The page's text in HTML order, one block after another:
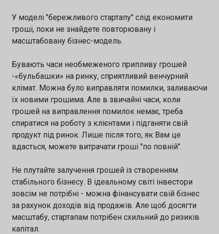
У моделі "бережливого стартапу" слід економити
гроші, поки не знайдете повторювану і
масштабовану бізнес-модель.
Бувають часи необмеженого припливу грошей
-«бульбашки» на ринку, сприятливий венчурний
клімат. Можна було виправляти помилки, заливаючи
їх новими грошима. Але в звичайні часи, коли
грошей на виправлення помилок немає, треба
спиратися на роботу з клієнтами і підганяти свій
продукт під ринок. Лише після того, як Вам це
вдасться, можете витрачати гроші "по повній".
Не плутайте залучення грошей із створенням
стабільного бізнесу. В ідеальному світі інвестори
зовсім не потрібні - можна фінансувати свій бізнес
за рахунок доходів від продажів. Але щоб досягти
масштабу, стартапам потрібен схильний до ризиків
капітал.